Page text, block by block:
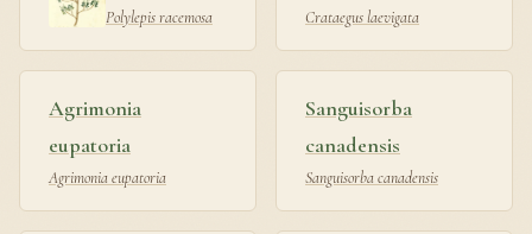
Polylepis racemosa Crataegus laevigata
Agrimonia
eupatoria
Agrimonia eupatoria
Sanguisorba
canadensis
Sanguisorba canadensis